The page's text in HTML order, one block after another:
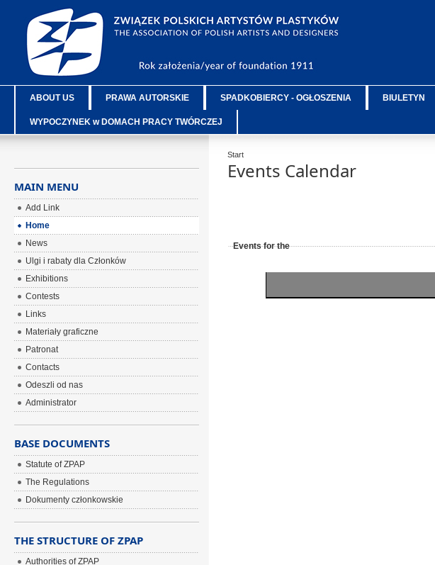
ABOUT US PRAWA AUTORSKIE SPADKOBIERCY - OGŁOSZENIA BIULETYN
WYPOCZYNEK w DOMACH PRACY TWÓRCZEJ
Start
Events Calendar
Events for the
MAIN MENU
Add Link
Home
News
Ulgi i rabaty dla Członków
Exhibitions
Contests
Links
Materiały graficzne
Patronat
Contacts
Odeszli od nas
Administrator
BASE DOCUMENTS
Statute of ZPAP
The Regulations
Dokumenty członkowskie
THE STRUCTURE OF ZPAP
Authorities of ZPAP